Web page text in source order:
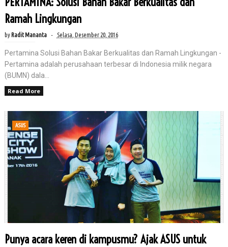
Ramah Lingkungan
by Radit Mananta Selasa, Desember 20, 2016
Pertamina Solusi Bahan Bakar Berkualitas dan Ramah Lingkungan -
Pertamina adalah perusahaan terbesar di Indonesia milik negara
(BUMN) dala...
Read More
ASUS
Punya acara keren di kampusmu? Ajak ASUS untuk